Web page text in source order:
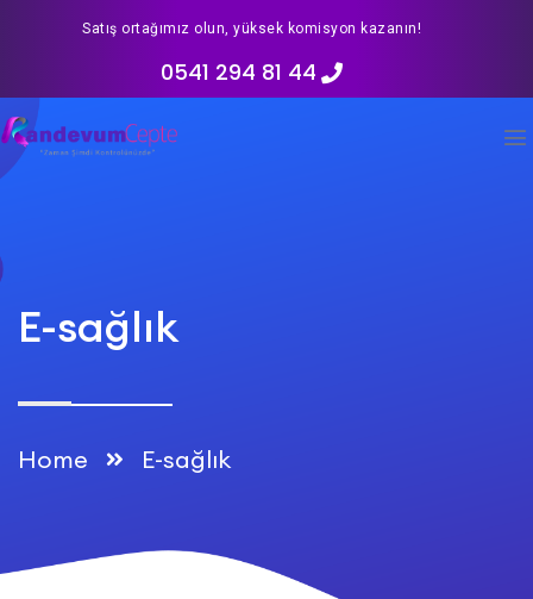
Satış ortağımız olun, yüksek komisyon kazanın!
0541 294 81 44
E-sağlık
Home E-sağlık